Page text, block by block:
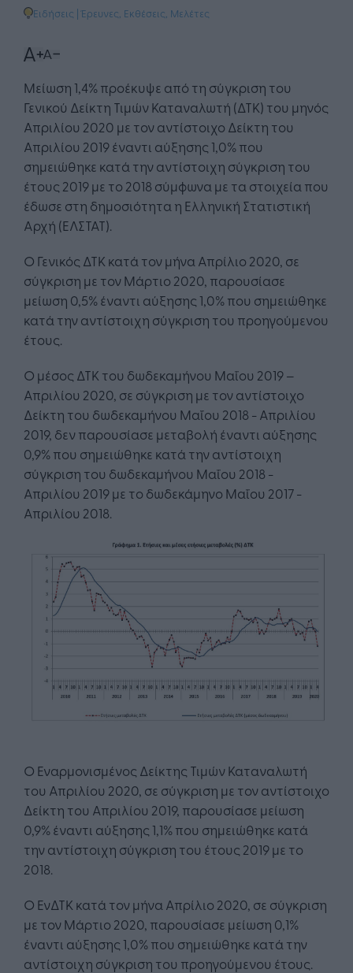
Ειδήσεις |Έρευνες, Εκθέσεις, Μελέτες
Μείωση 1,4% προέκυψε από τη σύγκριση του
Γενικού Δείκτη Τιμών Καταναλωτή (ΔΤΚ) του μηνός
Απριλίου 2020 με τον αντίστοιχο Δείκτη του
Απριλίου 2019 έναντι αύξησης 1,0% που
σημειώθηκε κατά την αντίστοιχη σύγκριση του
έτους 2019 με το 2018 σύμφωνα με τα στοιχεία που
έδωσε στη δημοσιότητα η Ελληνική Στατιστική
Αρχή (ΕΛΣΤΑΤ).
Ο Γενικός ΔΤΚ κατά τον μήνα Απρίλιο 2020, σε
σύγκριση με τον Μάρτιο 2020, παρουσίασε
μείωση 0,5% έναντι αύξησης 1,0% που σημειώθηκε
κατά την αντίστοιχη σύγκριση του προηγούμενου
έτους.
Ο μέσος ΔΤΚ του δωδεκαμήνου Μαΐου 2019 –
Απριλίου 2020, σε σύγκριση με τον αντίστοιχο
Δείκτη του δωδεκαμήνου Μαΐου 2018 - Απριλίου
2019, δεν παρουσίασε μεταβολή έναντι αύξησης
0,9% που σημειώθηκε κατά την αντίστοιχη
σύγκριση του δωδεκαμήνου Μαΐου 2018 -
Απριλίου 2019 με το δωδεκάμηνο Μαΐου 2017 -
Απριλίου 2018.
Ο Εναρμονισμένος Δείκτης Τιμών Καταναλωτή
του Απριλίου 2020, σε σύγκριση με τον αντίστοιχο
Δείκτη του Απριλίου 2019, παρουσίασε μείωση
0,9% έναντι αύξησης 1,1% που σημειώθηκε κατά
την αντίστοιχη σύγκριση του έτους 2019 με το
2018.
Ο ΕνΔΤΚ κατά τον μήνα Απρίλιο 2020, σε σύγκριση
με τον Μάρτιο 2020, παρουσίασε μείωση 0,1%
έναντι αύξησης 1,0% που σημειώθηκε κατά την
αντίστοιχη σύγκριση του προηγούμενου έτους.